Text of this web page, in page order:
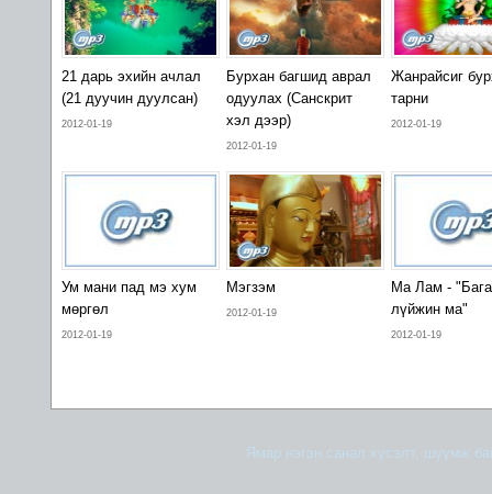
21 дарь эхийн ачлал
(21 дуучин дуулсан)
2012-01-19
Бурхан багшид аврал
одуулах (Санскрит
хэл дээр)
2012-01-19
Жанрайсиг
тарни
2012-01-19
Ум мани пад мэ хум
мөргөл
2012-01-19
Мэгзэм
2012-01-19
Ма Лам - "Бага
лүйжин ма"
2012-01-19
Ямар нэгэн санал хүсэлт, шүүмж